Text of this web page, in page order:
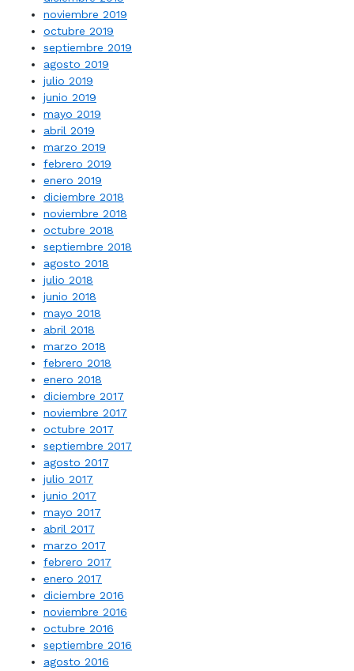
noviembre 2019
octubre 2019
septiembre 2019
agosto 2019
julio 2019
junio 2019
mayo 2019
abril 2019
marzo 2019
febrero 2019
enero 2019
diciembre 2018
noviembre 2018
octubre 2018
septiembre 2018
agosto 2018
julio 2018
junio 2018
mayo 2018
abril 2018
marzo 2018
febrero 2018
enero 2018
diciembre 2017
noviembre 2017
octubre 2017
septiembre 2017
agosto 2017
julio 2017
junio 2017
mayo 2017
abril 2017
marzo 2017
febrero 2017
enero 2017
diciembre 2016
noviembre 2016
octubre 2016
septiembre 2016
agosto 2016